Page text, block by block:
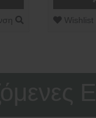
Wishlist